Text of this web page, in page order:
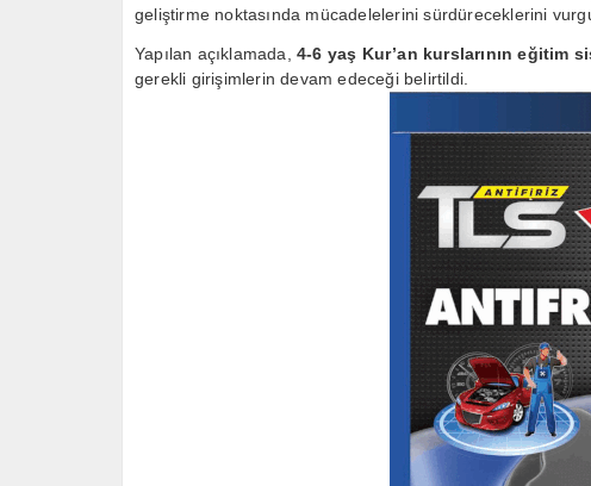
geliştirme noktasında mücadelelerini sürdüreceklerini
Yapılan açıklamada, 4-6 yaş Kur’an kurslarının eğitim
gerekli girişimlerin devam edeceği belirtildi.